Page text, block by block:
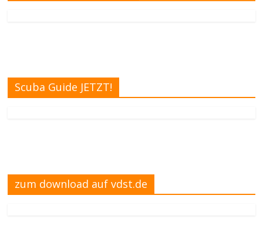
Scuba Guide JETZT!
zum download auf vdst.de